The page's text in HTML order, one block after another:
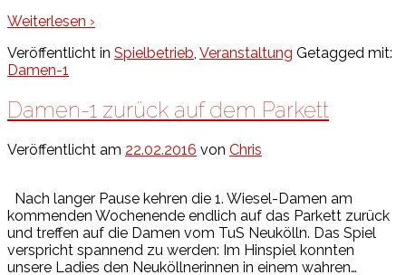
Weiterlesen ›
Veröffentlicht in Spielbetrieb, Veranstaltung Getagged mit:
Damen-1
Damen-1 zurück auf dem Parkett
Veröffentlicht am 22.02.2016 von Chris
Nach langer Pause kehren die 1. Wiesel-Damen am
kommenden Wochenende endlich auf das Parkett zurück
und treffen auf die Damen vom TuS Neukölln. Das Spiel
verspricht spannend zu werden: Im Hinspiel konnten
unsere Ladies den Neuköllnerinnen in einem wahren…